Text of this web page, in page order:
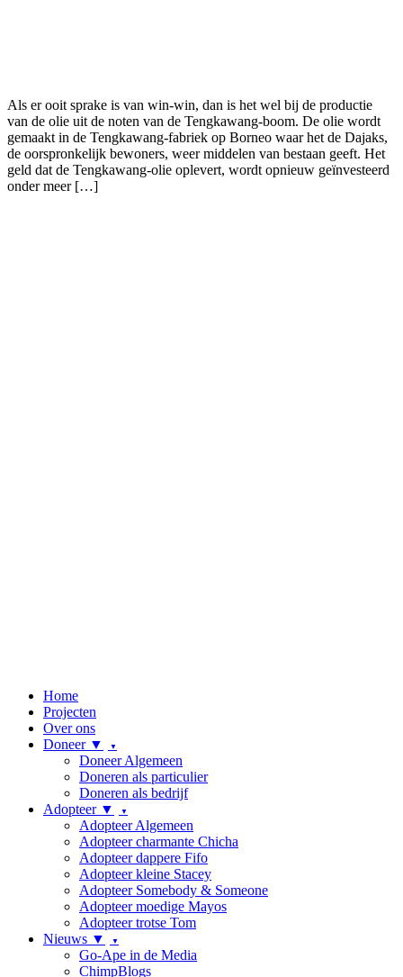
Als er ooit sprake is van win-win, dan is het wel bij de productie
van de olie uit de noten van de Tengkawang-boom. De olie wordt
gemaakt in de Tengkawang-fabriek op Borneo waar het de Dajaks,
de oorspronkelijk bewoners, weer middelen van bestaan geeft. Het
geld dat de Tengkawang-olie oplevert, wordt opnieuw geïnvesteerd
onder meer […]
Home
Projecten
Over ons
Doneer ▼
Doneer Algemeen
Doneren als particulier
Doneren als bedrijf
Adopteer ▼
Adopteer Algemeen
Adopteer charmante Chicha
Adopteer dappere Fifo
Adopteer kleine Stacey
Adopteer Somebody & Someone
Adopteer moedige Mayos
Adopteer trotse Tom
Nieuws ▼
Go-Ape in de Media
ChimpBlogs